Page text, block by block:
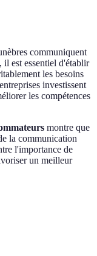
communiquent
il est essentiel d'établir
les besoins
investissent
les compétences
montre que
la communication
l'importance de
un meilleur